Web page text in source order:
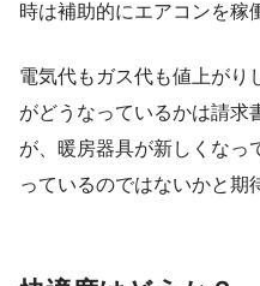
時は補助的にエアコンを稼
電気代もガス代も値上がり
がどうなっているかは請求
が、暖房器具が新しくなっ
っているのではないかと期